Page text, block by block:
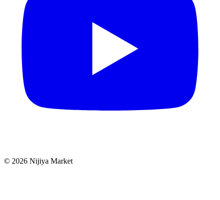
© 2026 Nijiya Market